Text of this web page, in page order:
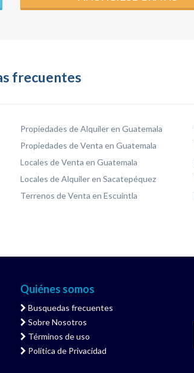
frecuentes
Propiedades de Alquiler en Guatemala
Propiedades de Venta en Guatemala
Locales de Venta en Guatemala
Locales de Alquiler en Sacatepéquez
Terrenos de Venta en Escuintla
Quiénes somos
Busquedas frecuentes
Sobre Nosotros
Términos de uso
Política de Privacidad